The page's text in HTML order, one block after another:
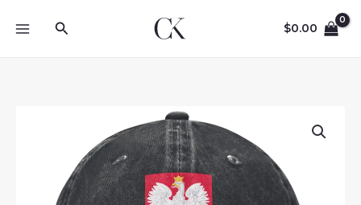
Search $0.00